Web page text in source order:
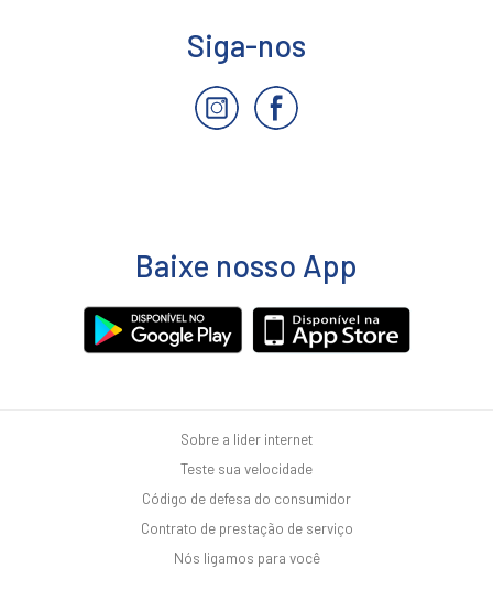
Siga-nos
Baixe nosso App
Sobre a lider internet
Teste sua velocidade
Código de defesa do consumidor
Contrato de prestação de serviço
Nós ligamos para você